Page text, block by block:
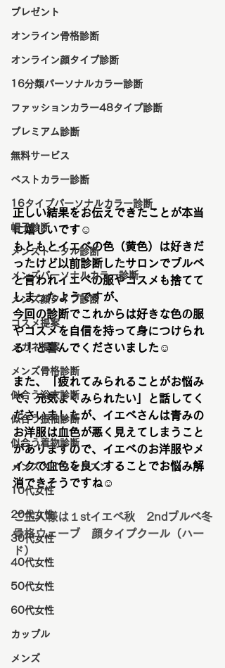
プレゼント
オンライン骨格診断
オンライン顔タイプ診断
16分類パーソナルカラー診断
ファッションカラー48タイプ診断
プレミアム診断
無料サービス
ベストカラー診断
16タイプパーソナルカラー診断
帽子診断
メンズトータル診断
メンズパーソナルカラー診断
メンズ顔タイプ診断
コスメ提案
メガネ提案
メンズ骨格診断
似合う浴衣診断
似合う振袖診断
似合う着物診断
メンズメイクレッスン
10代女性
20代女性
30代女性
40代女性
50代女性
60代女性
カップル
メンズ
正しい結果をお伝えできたことが本当
に嬉しいです☺️
もともとイエベの色（黄色）は好きだ
ったけど以前診断したサロンでブルベ
と言われイエベの服やコスメも捨てて
しまったようですが、
今回の診断でこれからは好きな色の服
やコスメを自信を持って身につけられ
る！と喜んでくださいました☺️
また、「疲れてみられることがお悩み
で、元気よくみられたい」と話してく
ださいましたが、イエベさんは青みの
お洋服は血色が悪く見えてしまうこと
がありますので、イエベのお洋服やメ
イクで血色を良くすることでお悩み解
消できそうですね☺️
ご主人様は１stイエベ秋　2ndブルベ冬
骨格ウェーブ　顔タイプクール（ハー
ド）